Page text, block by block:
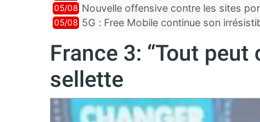
05/08 Nouvelle offensive contre les sites
par Orange, Free, SF...
05/08 5G : Free Mobile continue son
France 3: “Tout
sellette